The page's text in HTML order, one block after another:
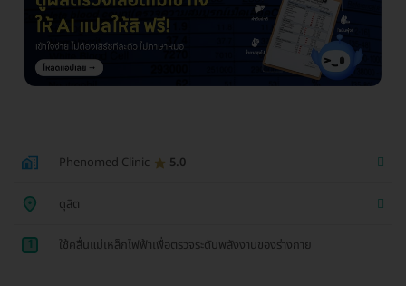
Phenomed Clinic 5.0
ดุสิต
1 ใช้คลื่นแม่เหล็กไฟฟ้าเพื่อตรวจระดับพลังงานของร่างกาย